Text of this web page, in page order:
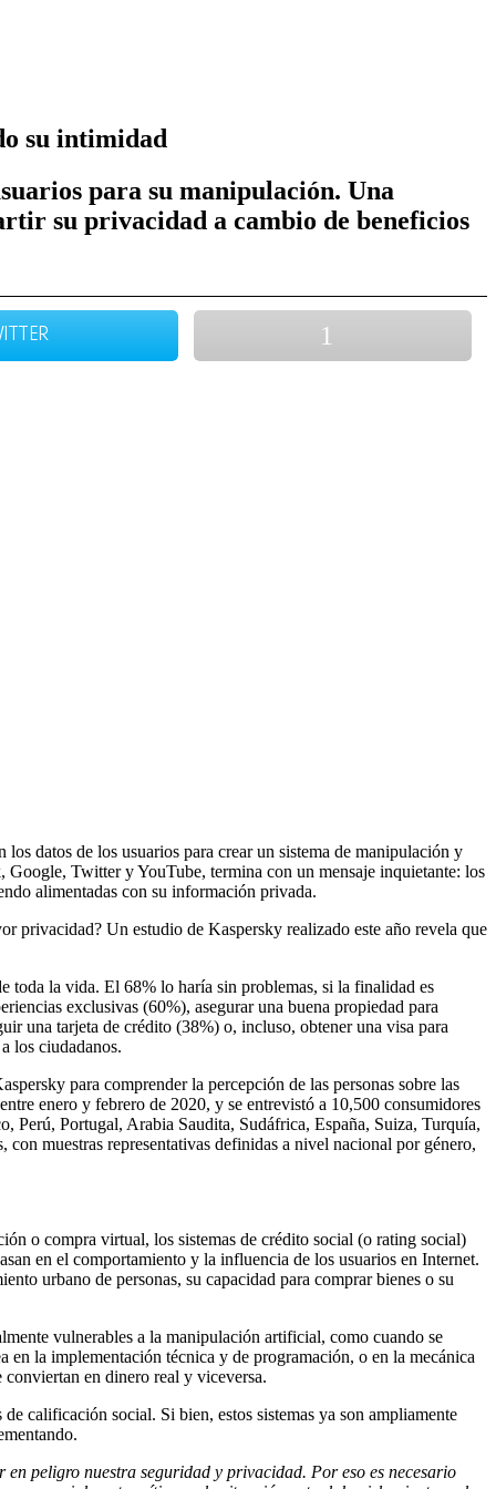
su intimidad
para su manipulación. Una
su privacidad a cambio de beneficios
datos de los usuarios para crear un sistema de manipulación y
Google, Twitter y YouTube, termina con un mensaje inquietante: los
alimentadas con su información privada.
privacidad? Un estudio de Kaspersky realizado este año revela que
toda la vida. El 68% lo haría sin problemas, si la finalidad es
exclusivas (60%), asegurar una buena propiedad para
una tarjeta de crédito (38%) o, incluso, obtener una visa para
los ciudadanos.
para comprender la percepción de las personas sobre las
enero y febrero de 2020, y se entrevistó a 10,500 consumidores
Portugal, Arabia Saudita, Sudáfrica, España, Suiza, Turquía,
muestras representativas definidas a nivel nacional por género,
o compra virtual, los sistemas de crédito social (o rating social)
en el comportamiento y la influencia de los usuarios en Internet.
urbano de personas, su capacidad para comprar bienes o su
vulnerables a la manipulación artificial, como cuando se
en la implementación técnica y de programación, o en la mecánica
en dinero real y viceversa.
calificación social. Si bien, estos sistemas ya son ampliamente
peligro nuestra seguridad y privacidad. Por eso es necesario